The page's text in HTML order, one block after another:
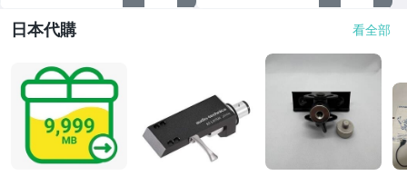
日本代購 看全部